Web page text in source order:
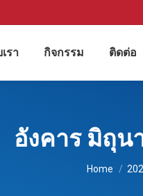
รา กิจกรรม ติดต่อ
อังคาร มิถุน
You are
Home